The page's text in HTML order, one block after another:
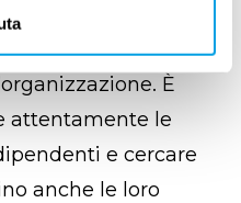
sottovalutarle può
il processo di
È
attentamente le
e cercare
anche le loro